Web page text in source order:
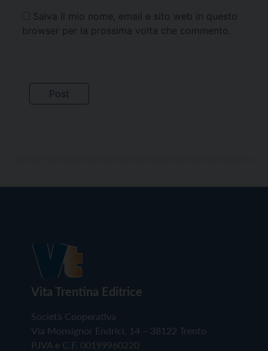
Salva il mio nome, email e sito web in questo
browser per la prossima volta che commento.
Vita Trentina Editrice
Società Cooperativa
Via Monsignor Endrici, 14 – 38122 Trento
P.IVA e C.F. 00199960220